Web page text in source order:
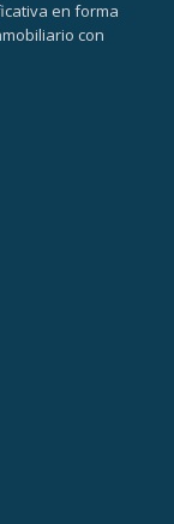
en forma
con